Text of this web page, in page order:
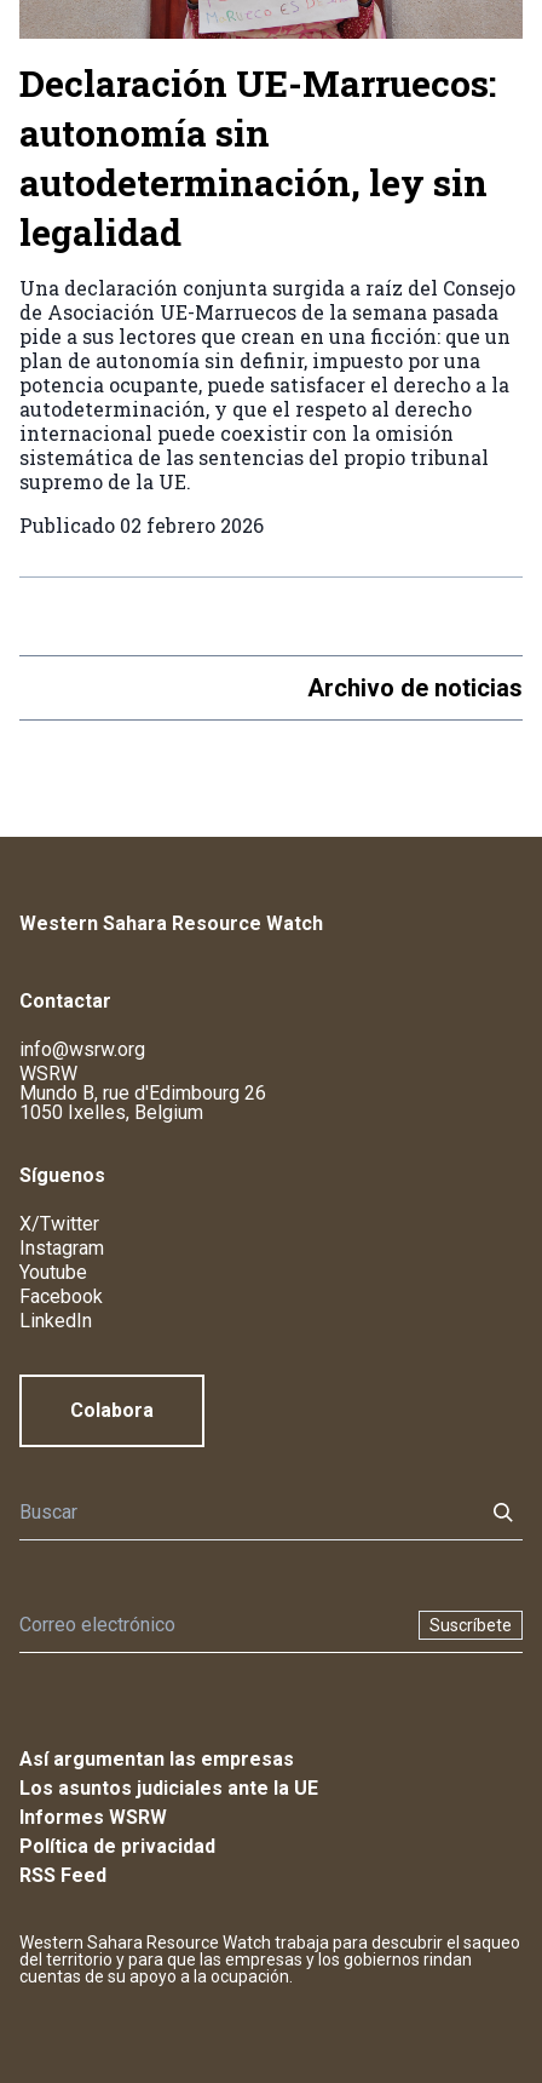
Declaración UE-Marruecos:
autonomía sin
autodeterminación, ley sin
legalidad
Una declaración conjunta surgida a raíz del Consejo
de Asociación UE-Marruecos de la semana pasada
pide a sus lectores que crean en una ficción: que un
plan de autonomía sin definir, impuesto por una
potencia ocupante, puede satisfacer el derecho a la
autodeterminación, y que el respeto al derecho
internacional puede coexistir con la omisión
sistemática de las sentencias del propio tribunal
supremo de la UE.
Publicado 02 febrero 2026
Archivo de noticias
Western Sahara Resource Watch
Contactar
info@wsrw.org
WSRW
Mundo B, rue d'Edimbourg 26
1050 Ixelles, Belgium
Síguenos
X/Twitter
Instagram
Youtube
Facebook
LinkedIn
Colabora
Suscríbete
Así argumentan las empresas
Los asuntos judiciales ante la UE
Informes WSRW
Política de privacidad
RSS Feed
Western Sahara Resource Watch trabaja para descubrir el saqueo
del territorio y para que las empresas y los gobiernos rindan
cuentas de su apoyo a la ocupación.